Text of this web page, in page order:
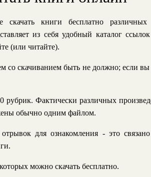
книги бесплатно
из себя удобный каталог
(или читайте).
со скачиванием быть не должно; если вы
Фактически различных
обычно одним файлом.
для ознакомления - это
можно скачать бесплатно.